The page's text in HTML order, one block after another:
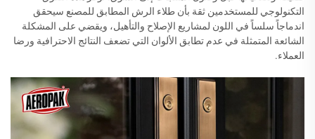
التكنولوجي للمستخدمين ثقة بأن طلاء الرش المطابق للمصنع سيحقق
اندماجاً سلساً في اللون لمشاريع الإصلاح والتأهيل، ويقضي على المشكلة
الشائعة المتمثلة في عدم تطابق الألوان التي تضعف النتائج الاحترافية ورضا
العملاء.